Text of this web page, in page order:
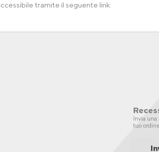
tramite il seguente link:
Invia
tuo